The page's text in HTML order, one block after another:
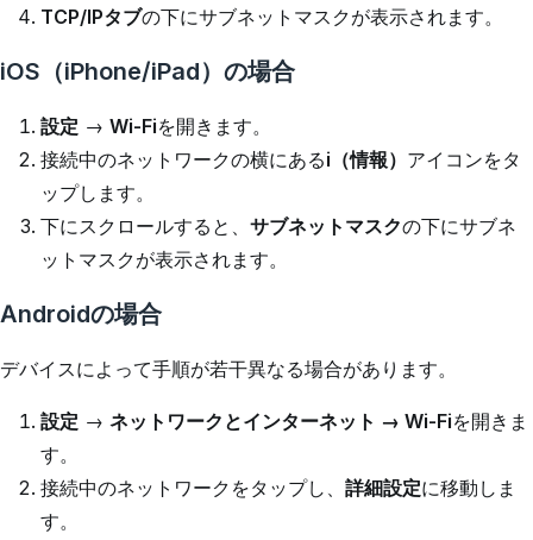
TCP/IPタブの下にサブネットマスクが表示されます。
iOS（iPhone/iPad）の場合
設定 → Wi-Fiを開きます。
接続中のネットワークの横にあるi（情報） アイコンをタ
ップします。
下にスクロールすると、 サブネットマスクの下にサブネ
ットマスクが表示されます。
Androidの場合
デバイスによって手順が若干異なる場合があります。
設定 → ネットワークとインターネット → Wi-Fiを開きま
す。
接続中のネットワークをタップし、 詳細設定に移動しま
す。